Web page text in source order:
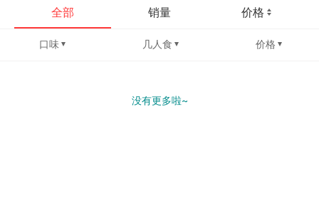
全部 销量 价格
口味 几人食 价格
没有更多啦~